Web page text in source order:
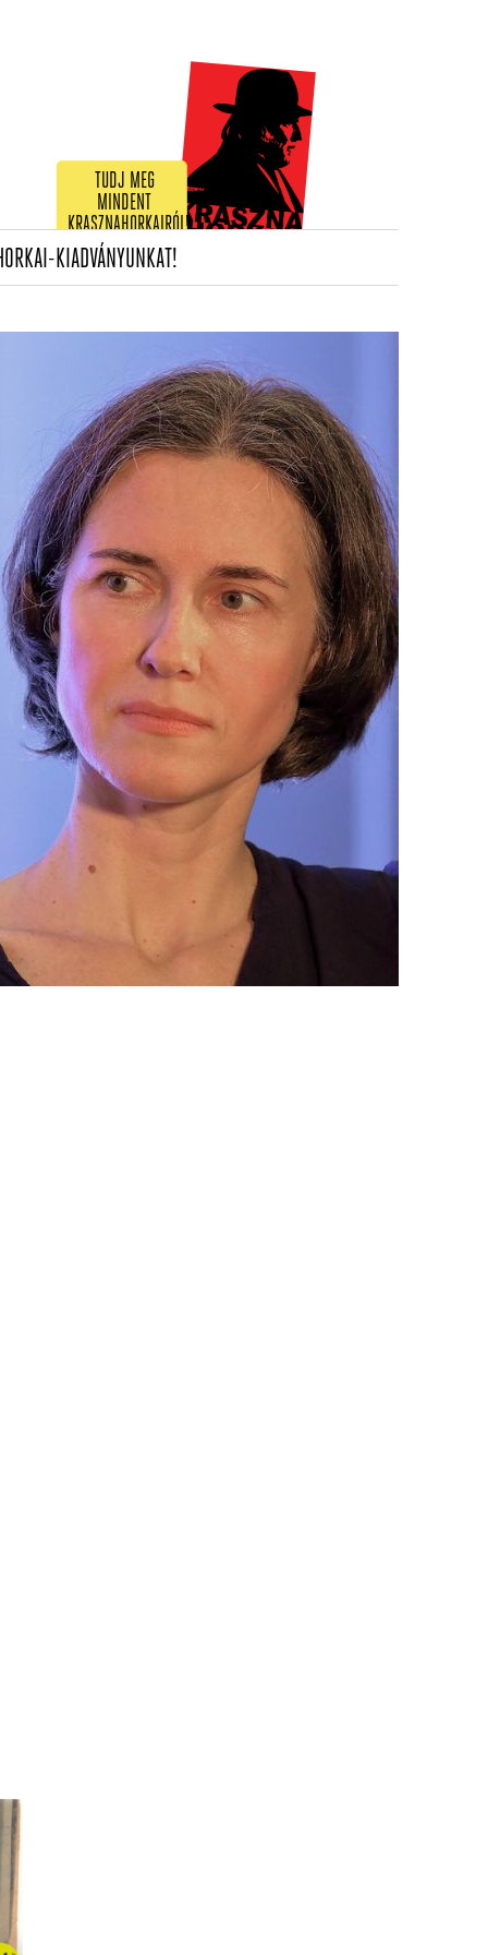
TUDJ MEG
MINDENT
KRASZNAHORKAIRÓL!
KIADVÁNYUNKAT!(CURRENT)